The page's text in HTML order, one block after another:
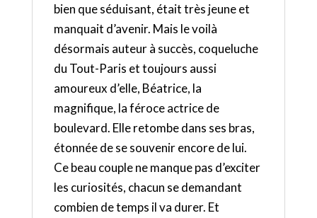
bien que séduisant, était très jeune et
manquait d’avenir. Mais le voilà
désormais auteur à succès, coqueluche
du Tout-Paris et toujours aussi
amoureux d’elle, Béatrice, la
magnifique, la féroce actrice de
boulevard. Elle retombe dans ses bras,
étonnée de se souvenir encore de lui.
Ce beau couple ne manque pas d’exciter
les curiosités, chacun se demandant
combien de temps il va durer. Et